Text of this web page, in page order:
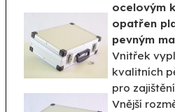
ocelovým
opatřen
pevným
Vnitřek
kvalitních
pro
Vnější